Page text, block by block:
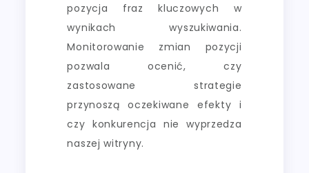
pozycja fraz kluczowych w
wynikach wyszukiwania.
Monitorowanie zmian pozycji
pozwala ocenić, czy
zastosowane strategie
przynoszą oczekiwane efekty i
czy konkurencja nie wyprzedza
naszej witryny.